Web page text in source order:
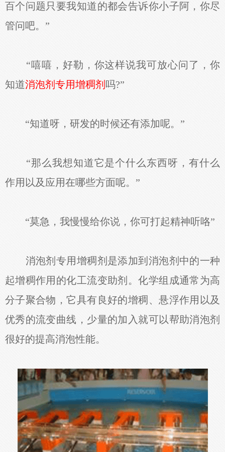
百个问题只要我知道的都会告诉你小子阿，你尽
管问吧。”
“嘻嘻，好勒，你这样说我可放心问了，你
知道消泡剂专用增稠剂 吗?”
“知道呀，研发的时候还有添加呢。”
“那么我想知道它是个什么东西呀，有什么
作用以及应用在哪些方面呢。”
“莫急，我慢慢给你说，你可打起精神听咯”
消泡剂专用增稠剂是添加到消泡剂中的一种
起增稠作用的化工流变助剂。化学组成通常为高
分子聚合物，它具有良好的增稠、悬浮作用以及
优秀的流变曲线，少量的加入就可以帮助消泡剂
很好的提高消泡性能。